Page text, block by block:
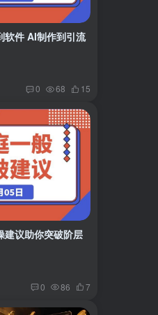
软件 AI制作到引流
0 68 15
建议助你突破阶层
0 86 7